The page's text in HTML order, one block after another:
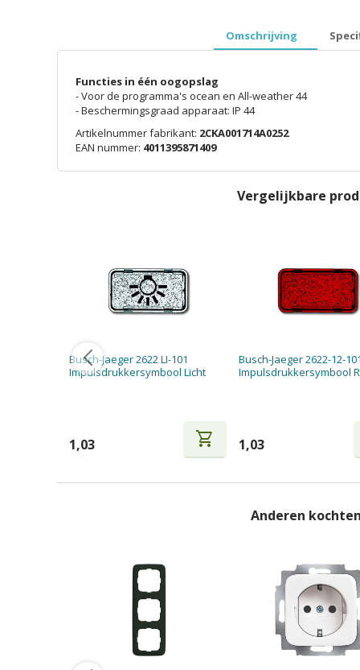
Omschrijving
Functies in één oogopslag
- Voor de programma's ocean en All-weather 44
- Beschermingsgraad apparaat: IP 44
Artikelnummer fabrikant: 2CKA001714A0252
EAN nummer: 4011395871409
Vergelijkbare
Busch-Jaeger 2622 LI-101
Impulsdrukkersymbool Licht
1,03 shopping_cart
Busch-Jaeger 2622-12-
Impulsdrukkersymbool
1,03
Anderen